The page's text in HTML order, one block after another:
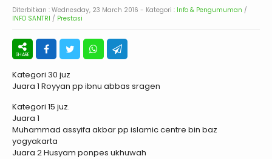
Diterbitkan : Wednesday, 23 March 2016 - Kategori : Info & Pengumuman /
INFO SANTRI / Prestasi
Kategori 30 juz
Juara 1 Royyan pp ibnu abbas sragen
Kategori 15 juz.
Juara 1
Muhammad assyifa akbar pp islamic centre bin baz
yogyakarta
Juara 2 Husyam ponpes ukhuwah